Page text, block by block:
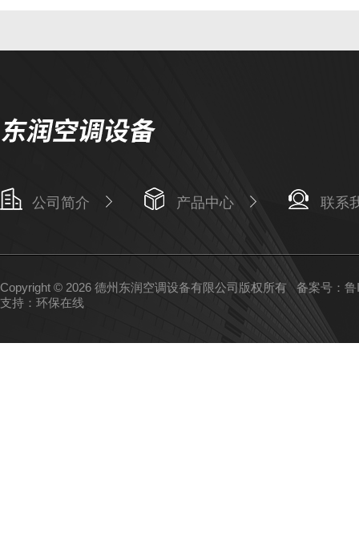
公司简介 产品中心 联系
Copyright © 2026 德州东润空调设备有限公司版权所有备案号：
支持： 环保在线